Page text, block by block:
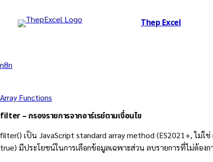
Thep Excel
n8n
Array Functions
filter – กรองรายการจากอาร์เรย์ตามเงื่อนไข
filter() เป็น JavaScript standard array method (ES2021+, ไม่ใ
true) มีประโยชน์ในการเลือกข้อมูลเฉพาะส่วน ลบรายการที่ไม่ต้อง